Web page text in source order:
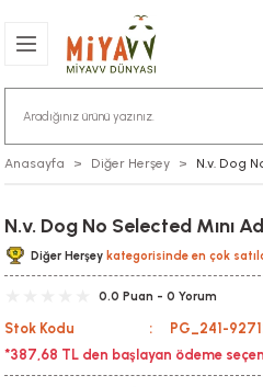
Anasayfa Diğer Herşey N.v. Dog
N.v. Dog No Selected Mını
Diğer Herşey kategorisinde en çok
0.0 Puan - 0 Yorum
Stok Kodu
PG_241-
*387,68 TL den başlayan ödeme